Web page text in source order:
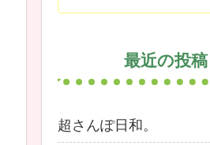
最近の投稿
超さんぽ日和。